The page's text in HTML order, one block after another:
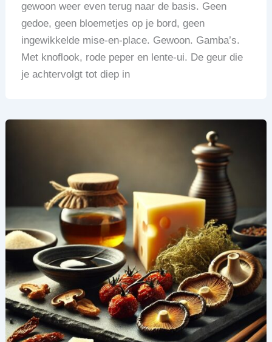
gewoon weer even terug naar de basis. Geen
gedoe, geen bloemetjes op je bord, geen
ingewikkelde mise-en-place. Gewoon. Gamba’s.
Met knoflook, rode peper en lente-ui. De geur die
je achtervolgt tot diep in